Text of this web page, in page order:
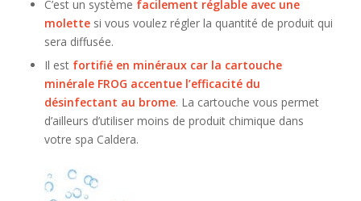
C’est un système facilement réglable avec une
molettesi vous voulez régler la quantité de produit qui
sera diffusée.
Il est fortifié en minéraux car la cartouche
minérale FROG accentue l’efficacité du
désinfectant au brome. La cartouche vous permet
d’ailleurs d’utiliser moins de produit chimique dans
votre spa Caldera.